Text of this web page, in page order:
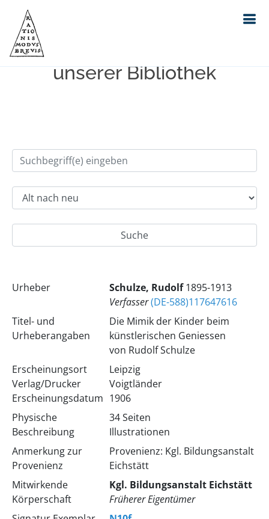
Einfache Suche im Bestand
unserer Bibliothek
Urheber Schulze, Rudolf1895-1913
Verfasser(DE-588)117647616
Titel- und
Urheberangaben
Die Mimik der Kinder beim
künstlerischen Geniessen
von Rudolf Schulze
Erscheinungsort
Verlag/Drucker
Erscheinungsdatum
Leipzig
Voigtländer
1906
Physische
Beschreibung
34 Seiten
Illustrationen
Anmerkung zur
Provenienz
Provenienz: Kgl. Bildungsanstalt
Eichstätt
Mitwirkende
Körperschaft
Kgl. Bildungsanstalt Eichstätt
Früherer Eigentümer